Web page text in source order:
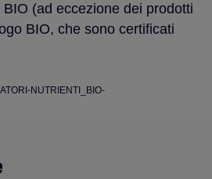
(ad eccezione dei prodotti
BIO, che sono certificati
NUTRIENTI_BIO-